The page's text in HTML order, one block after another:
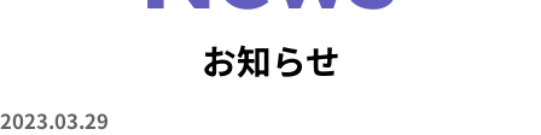
年
お知らせ
2023.03.29